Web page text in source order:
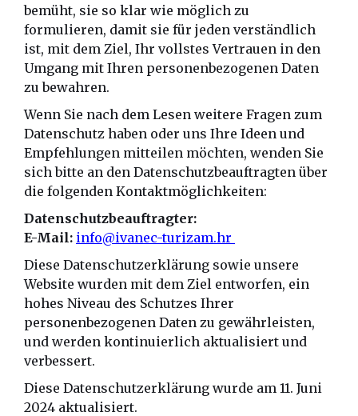
bemüht, sie so klar wie möglich zu
formulieren, damit sie für jeden verständlich
ist, mit dem Ziel, Ihr vollstes Vertrauen in den
Umgang mit Ihren personenbezogenen Daten
zu bewahren.
Wenn Sie nach dem Lesen weitere Fragen zum
Datenschutz haben oder uns Ihre Ideen und
Empfehlungen mitteilen möchten, wenden Sie
sich bitte an den Datenschutzbeauftragten über
die folgenden Kontaktmöglichkeiten:
Datenschutzbeauftragter:
E-Mail: info@ivanec-turizam.hr
Diese Datenschutzerklärung sowie unsere
Website wurden mit dem Ziel entworfen, ein
hohes Niveau des Schutzes Ihrer
personenbezogenen Daten zu gewährleisten,
und werden kontinuierlich aktualisiert und
verbessert.
Diese Datenschutzerklärung wurde am 11. Juni
2024 aktualisiert.